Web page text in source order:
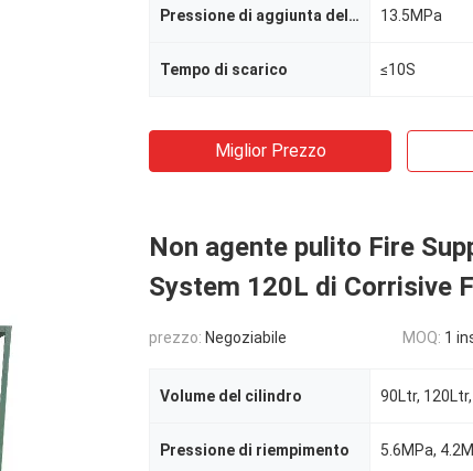
Pressione di aggiunta della pressione 13.5MPa
Tempo di scarico ≤10S
Miglior Prezzo
Non agente pulito Fire
System 120L di Corrisive
prezzo: Negoziabile MOQ: 1
Volume del cilindro 90Ltr,
Pressione di riempimento 5.6MPa,